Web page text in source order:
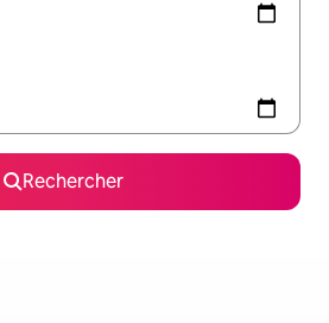
Rechercher